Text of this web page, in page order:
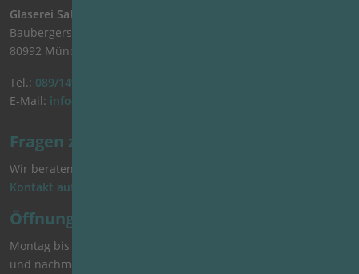
Glaserei Salzinger GmbH & Co. KG
Baubergerstr. 3
80992 München
Tel.: 089/149 66 65
E-Mail: info@glaserei-salzinger.de
Fragen zu Ihrem Glasprojekt?
Wir beraten Sie gerne persönlich.
Kontakt aufnehmen
Öffnungszeiten
Montag bis Freitag 9:00 bis 13:00 Uhr
und nachmittags nach Vereinbarung